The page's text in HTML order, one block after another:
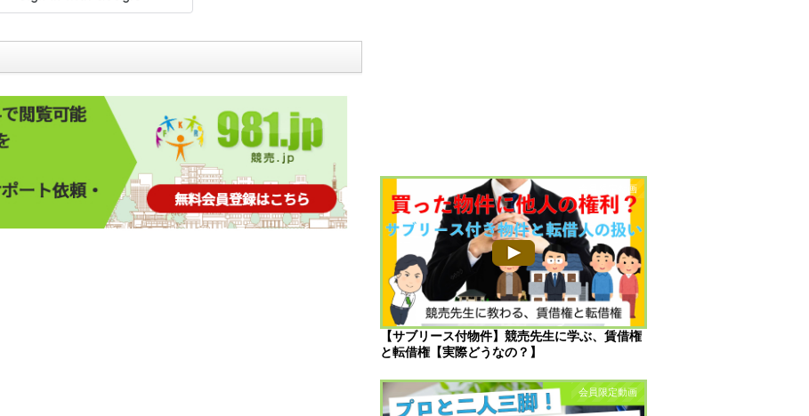
【サブリース付物件】競売先生に学ぶ、賃借権
と転借権【実際どうなの？】